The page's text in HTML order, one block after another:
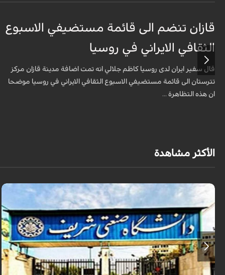
قازان تنضم الى قائمة مستضيفي الاسبوع
الثقافي الايراني في روسيا
قال سفير ايران لدى روسيا كاظم جلالي انه تمت اضافة مدينة قازان مركز
تترستان الى قائمة مستضيفي الاسبوع الثقافي الايراني في روسيا موضحا
ان هذه التظاهرة ...
الأكثر مشاهدة
أعلن وزير العلوم الإيراني عن دراسة أكثر من 50 ألف طالب عراقي في الجامعات
الإيرانية، مشيراً إلى توقيع 180 مذكرة تفاهم علمي بين جامعات البلدين، وأن